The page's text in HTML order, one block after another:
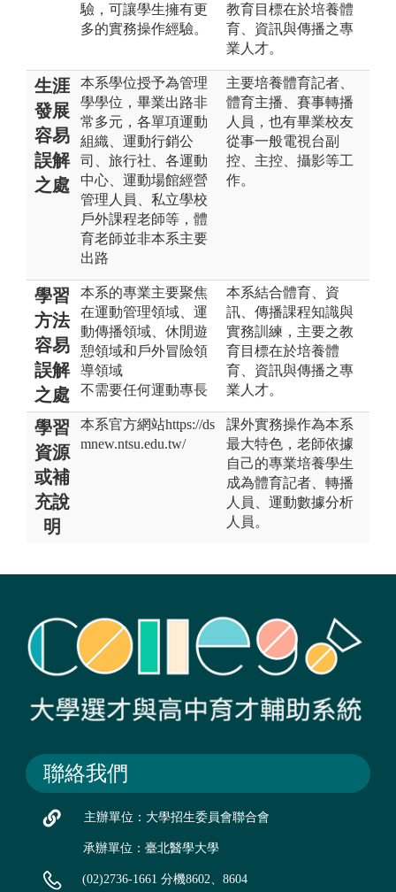
驗，可讓學生擁有更
多的實務操作經驗。
教育目標在於培養體
育、資訊與傳播之專
業人才。
生涯
發展
容易
誤解
之處
本系學位授予為管理
學學位，畢業出路非
常多元，各單項運動
組織、運動行銷公
司、旅行社、各運動
中心、運動場館經營
管理人員、私立學校
戶外課程老師等，體
育老師並非本系主要
出路
主要培養體育記者、
體育主播、賽事轉播
人員，也有畢業校友
從事一般電視台副
控、主控、攝影等工
作。
學習
方法
容易
誤解
之處
本系的專業主要聚焦
在運動管理領域、運
動傳播領域、休閒遊
憩領域和戶外冒險領
導領域
不需要任何運動專長
本系結合體育、資
訊、傳播課程知識與
實務訓練，主要之教
育目標在於培養體
育、資訊與傳播之專
業人才。
學習
資源
或補
充說
明
本系官方網站https://ds
mnew.ntsu.edu.tw/
課外實務操作為本系
最大特色，老師依據
自己的專業培養學生
成為體育記者、轉播
人員、運動數據分析
人員。
聯絡我們
主辦單位：大學招生委員會聯合會
承辦單位：臺北醫學大學
(02)2736-1661 分機8602、8604